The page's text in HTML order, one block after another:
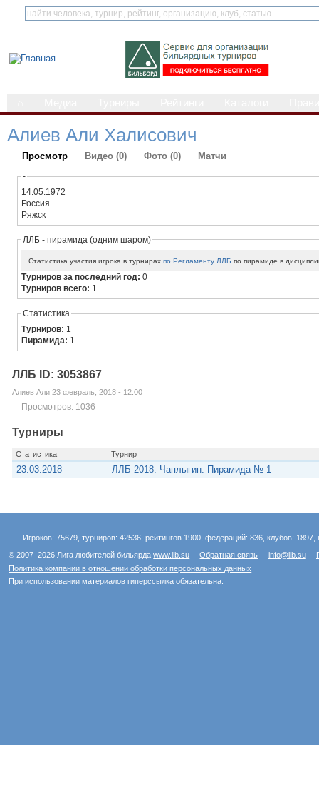
Алиев Али Халисович
Просмотр Видео (0) Фото (0) Матчи
-
14.05.1972
Россия
Ряжск
ЛЛБ - пирамида (одним шаром)
Статистика участия игрока в турнирахпо Регламенту ЛЛБ по пирамиде в
Турниров за последний год:0
Турниров всего: 1
Статистика
Турниров: 1
Пирамида: 1
ЛЛБ ID: 3053867
Алиев Али 23 февраль, 2018 - 12:00
Просмотров: 1036
Турниры
Статистика Турнир
23.03.2018 ЛЛБ 2018. Чаплыгин. Пирамида № 1
Игроков: 75679, турниров: 42536, рейтингов 1900, федераций: 836, клубов:
© 2007–2026 Лига любителей бильярдаwww.llb.su Обратная связь info@llb.su
Политика компании в отношении обработки персональных данных
При использовании материалов гиперссылка обязательна.